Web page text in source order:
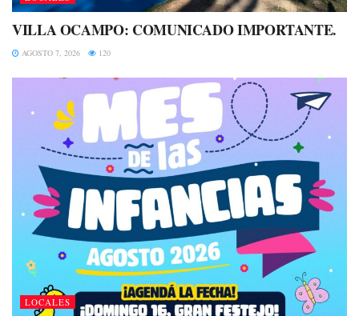
VILLA OCAMPO: COMUNICADO IMPORTANTE.
AGOSTO 7, 2026 120
LOCALES